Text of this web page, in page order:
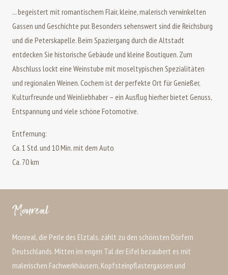
... begeistert mit romantischem Flair, kleine, malerisch verwinkelten
Gassen und Geschichte pur. Besonders sehenswert sind die Reichsburg
und die Peterskapelle. Beim Spaziergang durch die Altstadt
entdecken Sie historische Gebäude und kleine Boutiquen. Zum
Abschluss lockt eine Weinstube mit moseltypischen Spezialitäten
und regionalen Weinen. Cochem ist der perfekte Ort für Genießer,
Kulturfreunde und Weinliebhaber – ein Ausflug hierher bietet Genuss,
Entspannung und viele schöne Fotomotive.
Entfernung:
Ca. 1 Std. und 10 Min. mit dem Auto
Ca. 70 km
Monreal
Monreal, die Perle des Elztals, zählt zu den schönsten Dörfern
Deutschlands. Mitten im engen Tal der Eifel bezaubert es mit
malerischen Fachwerkhäusern, Kopfsteinpflastergassen und